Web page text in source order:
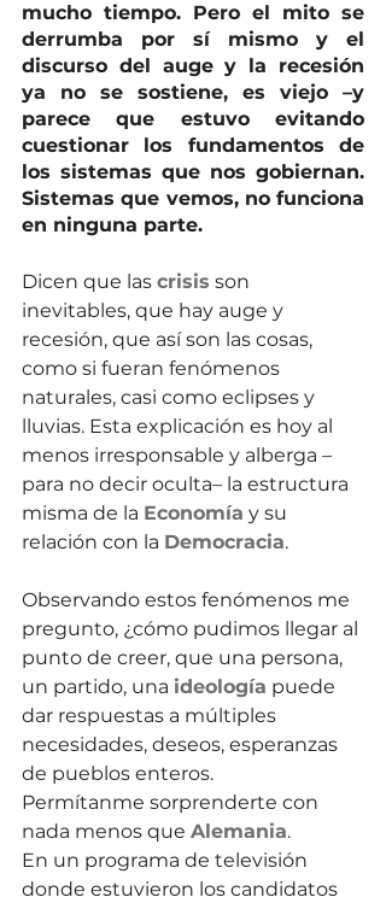
mucho tiempo. Pero el mito se
derrumba por sí mismo y el
discurso del auge y la recesión
ya no se sostiene, es viejo –y
parece que estuvo evitando
cuestionar los fundamentos de
los sistemas que nos gobiernan.
Sistemas que vemos, no funciona
en ninguna parte.
Dicen que las crisis son
inevitables, que hay auge y
recesión, que así son las cosas,
como si fueran fenómenos
naturales, casi como eclipses y
lluvias. Esta explicación es hoy al
menos irresponsable y alberga –
para no decir oculta– la estructura
misma de la Economía y su
relación con la Democracia.
Observando estos fenómenos me
pregunto, ¿cómo pudimos llegar al
punto de creer, que una persona,
un partido, una ideología puede
dar respuestas a múltiples
necesidades, deseos, esperanzas
de pueblos enteros.
Permítanme sorprenderte con
nada menos que Alemania.
En un programa de televisión
donde estuvieron los candidatos